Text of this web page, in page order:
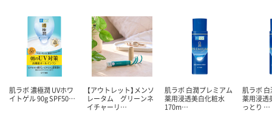
肌ラボ 濃極潤 UVホワ
イトゲル 90g SPF50…
【アウトレット】メンソ
レータム グリーンネ
イチャーリ…
肌ラボ 白潤プレミアム
薬用浸透美白化粧水
170m…
肌ラボ
薬用浸透
っとり …